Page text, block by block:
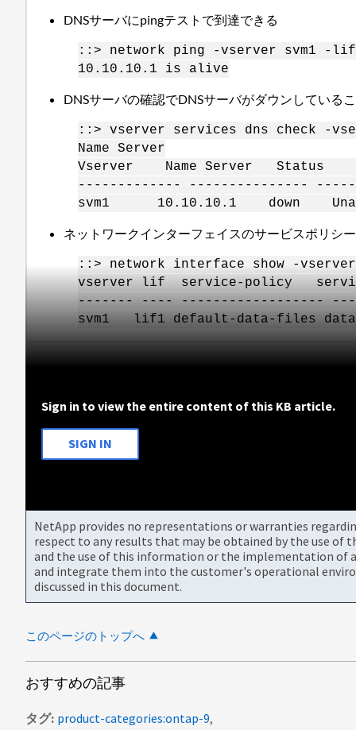
DNSサーバにpingテストで到達できる
::> network ping -vserver svm1 -
10.10.10.1 is alive
DNSサーバの確認でDNSサーバがダウンしている
::> vserver services dns check -
Name Server
Vserver Name Server Status
------------- ---------------
svm1 10.10.10.1 down
ネットワークインターフェイスのサービスポリシ
::> network interface show -
vserver lif service-policy
------- ---- ------------------
svm1 lif1 default-data-files data-
Sign in to view the entire content of this KB article.
SIGN IN
NetApp provides no representations or warranties
respect to any results that may be obtained by the use of
and the use of this information or the implementation of
and integrate them into the customer's operational
discussed in this document.
このページのトップへ
おすすめの記事
タグ product-categories:ontap-9